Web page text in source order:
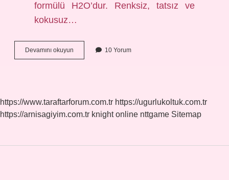
formülü H2O’dur. Renksiz, tatsız ve
kokusuz…
Devamını okuyun
Cazibesi
10 Yorum
https://www.taraftarforum.com.tr https://ugurlukoltuk.com.tr
https://arnisagiyim.com.tr knight online nttgame Sitemap